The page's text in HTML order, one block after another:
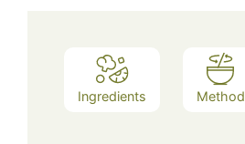
Ingredients Method